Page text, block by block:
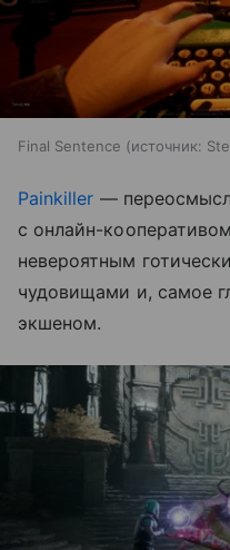
Final Sentence источник:
Painkiller —
с онлайн-
невероятным
чудовищами и, самое
экшеном.